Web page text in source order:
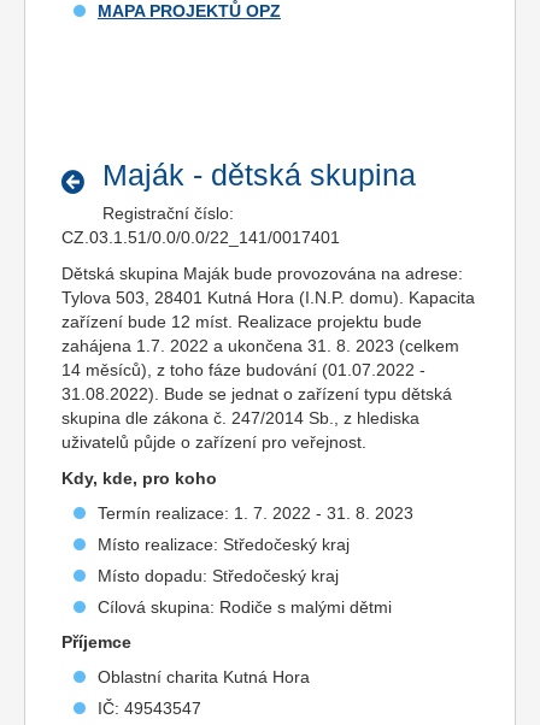
MAPA PROJEKTŮ OPZ
Maják - dětská skupina
Registrační číslo:
CZ.03.1.51/0.0/0.0/22_141/0017401
Dětská skupina Maják bude provozována na adrese:
Tylova 503, 28401 Kutná Hora (I.N.P. domu). Kapacita
zařízení bude 12 míst. Realizace projektu bude
zahájena 1.7. 2022 a ukončena 31. 8. 2023 (celkem
14 měsíců), z toho fáze budování (01.07.2022 -
31.08.2022). Bude se jednat o zařízení typu dětská
skupina dle zákona č. 247/2014 Sb., z hlediska
uživatelů půjde o zařízení pro veřejnost.
Kdy, kde, pro koho
Termín realizace: 1. 7. 2022 - 31. 8. 2023
Místo realizace: Středočeský kraj
Místo dopadu: Středočeský kraj
Cílová skupina: Rodiče s malými dětmi
Příjemce
Oblastní charita Kutná Hora
IČ: 49543547